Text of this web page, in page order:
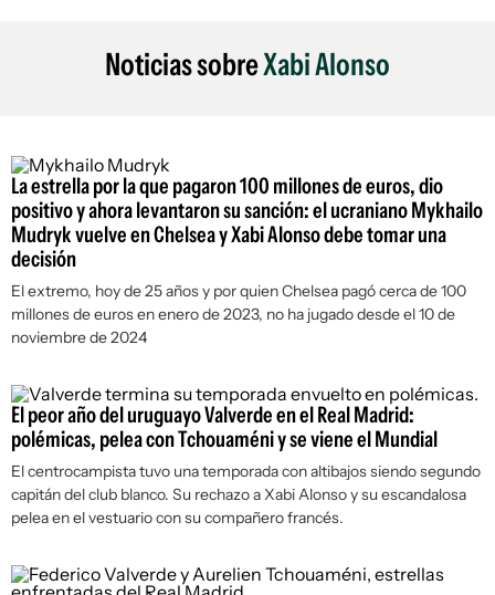
Noticias sobreXabi Alonso
La estrella por la que pagaron 100 millones de euros, dio
positivo y ahora levantaron su sanción: el ucraniano Mykhailo
Mudryk vuelve en Chelsea y Xabi Alonso debe tomar una
decisión
El extremo, hoy de 25 años y por quien Chelsea pagó cerca de 100
millones de euros en enero de 2023, no ha jugado desde el 10 de
noviembre de 2024
El peor año del uruguayo Valverde en el Real Madrid:
polémicas, pelea con Tchouaméni y se viene el Mundial
El centrocampista tuvo una temporada con altibajos siendo segundo
capitán del club blanco. Su rechazo a Xabi Alonso y su escandalosa
pelea en el vestuario con su compañero francés.